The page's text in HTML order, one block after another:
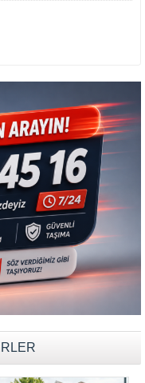
Fiyat Teklif